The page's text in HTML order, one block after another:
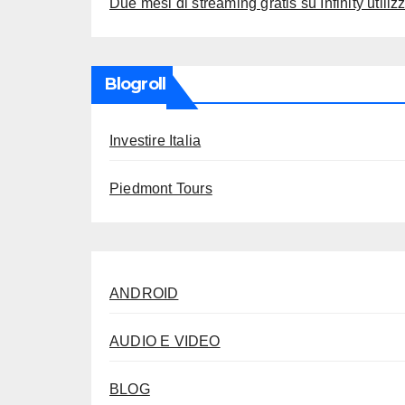
Due mesi di streaming gratis su Infinity
Blogroll
Investire Italia
Piedmont Tours
ANDROID
AUDIO E VIDEO
BLOG